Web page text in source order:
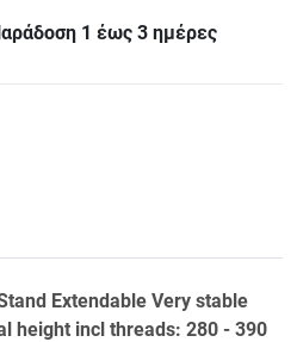
1 έως 3 ημέρες
Extendable Very stable
height incl threads: 280 - 390